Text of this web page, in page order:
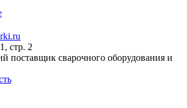
стр. 2
поставщик сварочного оборудования и